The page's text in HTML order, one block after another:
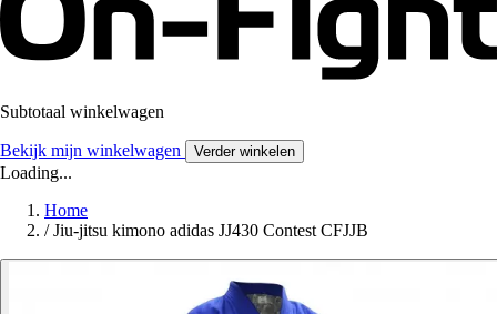
Subtotaal winkelwagen
Bekijk mijn winkelwagen Verder winkelen
Loading...
Home
/ Jiu-jitsu kimono adidas JJ430 Contest CFJJB